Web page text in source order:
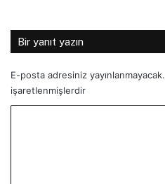
Bir yanıt yazın
E-posta adresiniz yayınlanmayacak.
işaretlenmişlerdir